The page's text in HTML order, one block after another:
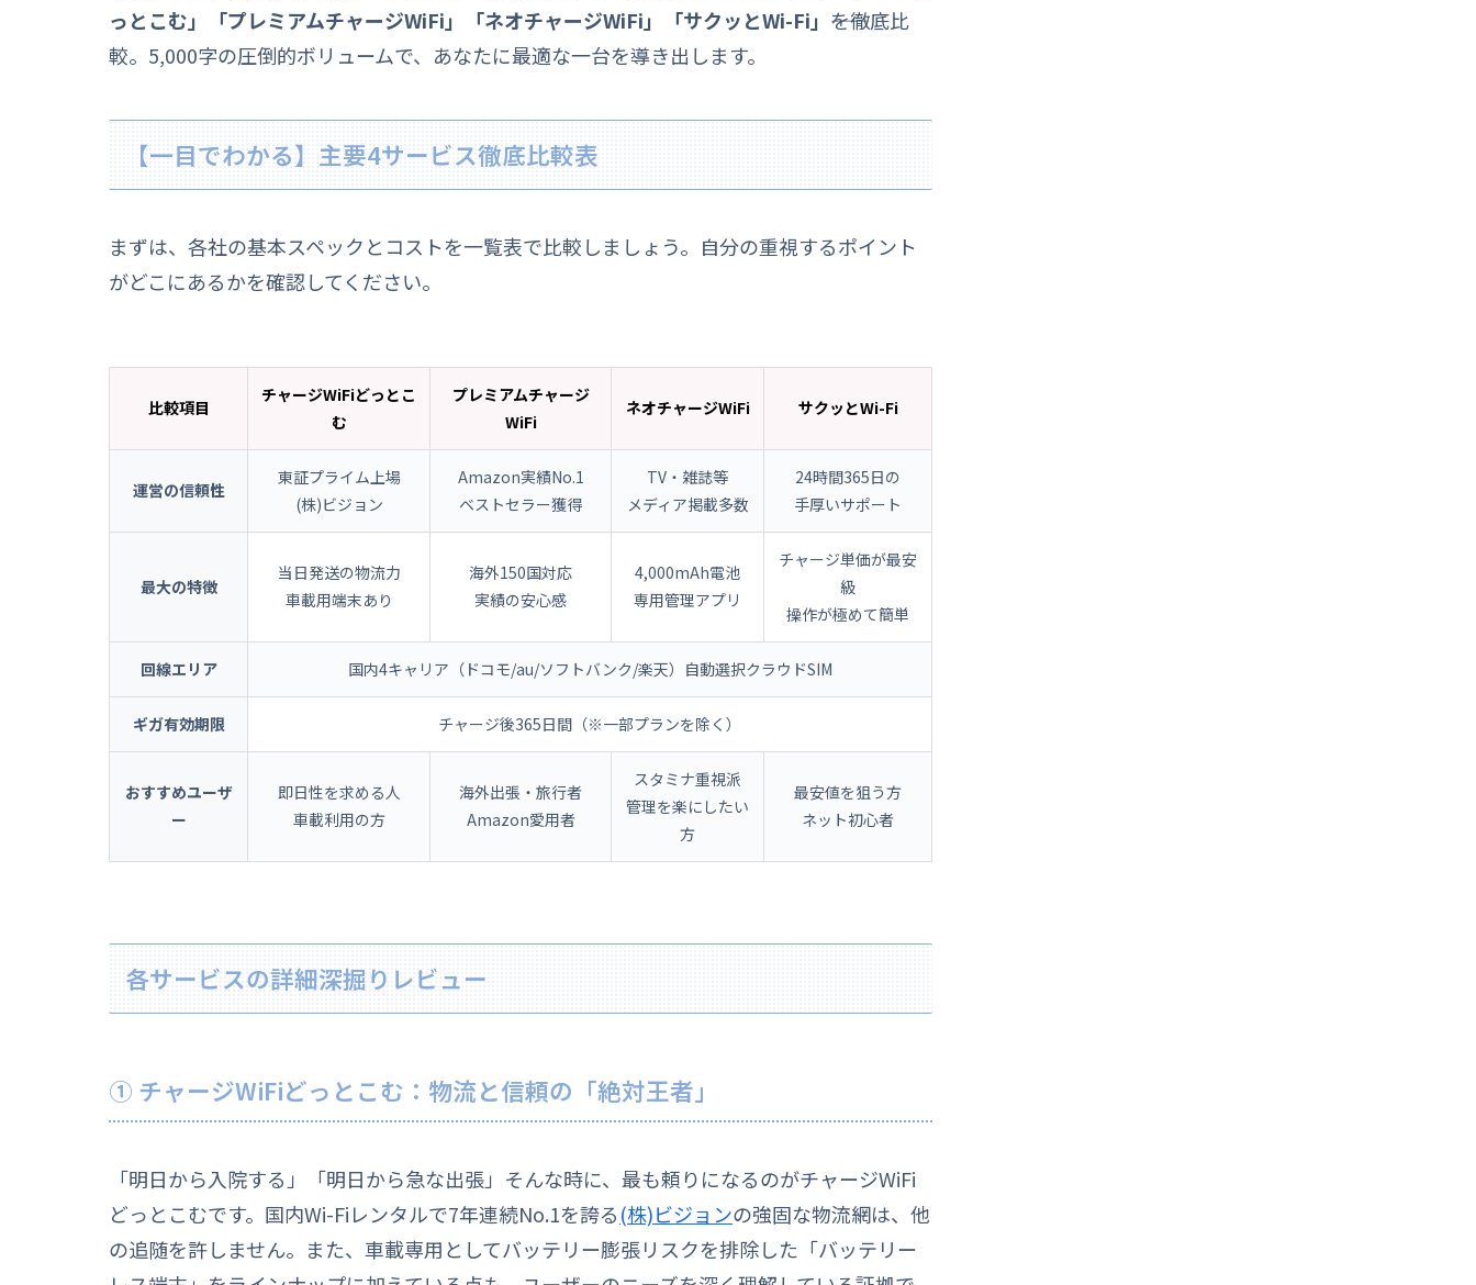
っとこむ」「プレミアムチャージWiFi」「ネオチャージWiFi」「サクッとWi-Fi」 ――を徹底比
較。5,000字の圧倒的ボリュームで、あなたに最適な一台を導き出します。
【一目でわかる】主要4サービス徹底比較表
まずは、各社の基本スペックとコストを一覧表で比較しましょう。自分の重視するポイント
がどこにあるかを確認してください。
比較項目
チャージWiFiどっとこ
む
プレミアムチャージ
WiFi
ネオチャージWiFi サクッとWi-Fi
運営の信頼性
東証プライム上場
(株)ビジョン
Amazon実績No.1
ベストセラー獲得
TV・雑誌等
メディア掲載多数
24時間365日の
手厚いサポート
最大の特徴
当日発送の物流力
車載用端末あり
海外150国対応
実績の安心感
4,000mAh電池
専用管理アプリ
チャージ単価が最安
級
操作が極めて簡単
回線エリア 国内4キャリア（ドコモ/au/ソフトバンク/楽天）自動選択クラウドSIM
ギガ有効期限 チャージ後365日間（※一部プランを除く）
おすすめユーザ
ー
即日性を求める人
車載利用の方
海外出張・旅行者
Amazon愛用者
スタミナ重視派
管理を楽にしたい
方
最安値を狙う方
ネット初心者
各サービスの詳細深掘りレビュー
① チャージWiFiどっとこむ：物流と信頼の「絶対王者」
「明日から入院する」「明日から急な出張」そんな時に、最も頼りになるのがチャージWiFi
どっとこむです。国内Wi-Fiレンタルで7年連続No.1を誇る(株)ビジョンの強固な物流網は、他
の追随を許しません。また、車載専用としてバッテリー膨張リスクを排除した「バッテリー